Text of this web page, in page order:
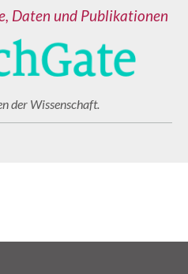
Daten und Publikationen
der Wissenschaft.